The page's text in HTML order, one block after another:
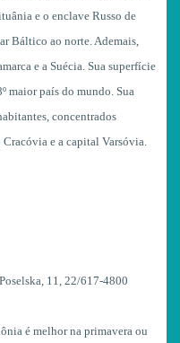
e o enclave Russo de
Báltico ao norte. Ademais,
e a Suécia. Sua superfície
maior país do mundo. Sua
concentrados
e a capital Varsóvia.
11, 22/617-4800
é melhor na primavera ou